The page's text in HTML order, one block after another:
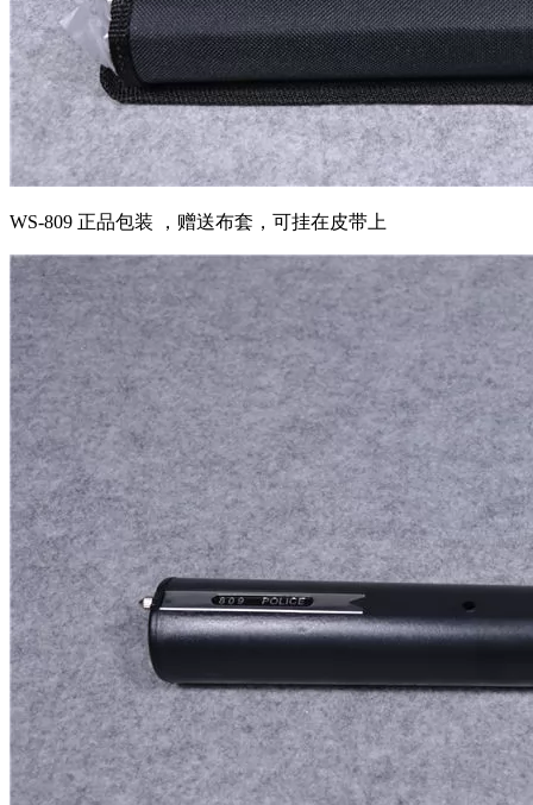
WS-809 正品包装 ，赠送布套，可挂在皮带上